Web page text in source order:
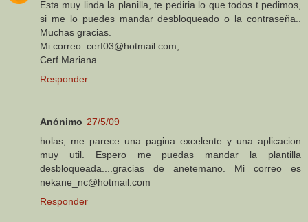
Esta muy linda la planilla, te pediria lo que todos t pedimos,
si me lo puedes mandar desbloqueado o la contraseña..
Muchas gracias.
Mi correo: cerf03@hotmail.com,
Cerf Mariana
Responder
Anónimo 27/5/09
holas, me parece una pagina excelente y una aplicacion
muy util. Espero me puedas mandar la plantilla
desbloqueada....gracias de anetemano. Mi correo es
nekane_nc@hotmail.com
Responder